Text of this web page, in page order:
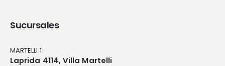
Sucursales
MARTELLI 1
Laprida 4114, Villa Martelli